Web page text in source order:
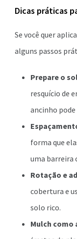
Dicas práticas
Se você quer
alguns passos
Prepare o
resquício de
ancinho pode
forma que
uma barreira
Rotação e
cobertura e
solo rico.
Mulch como